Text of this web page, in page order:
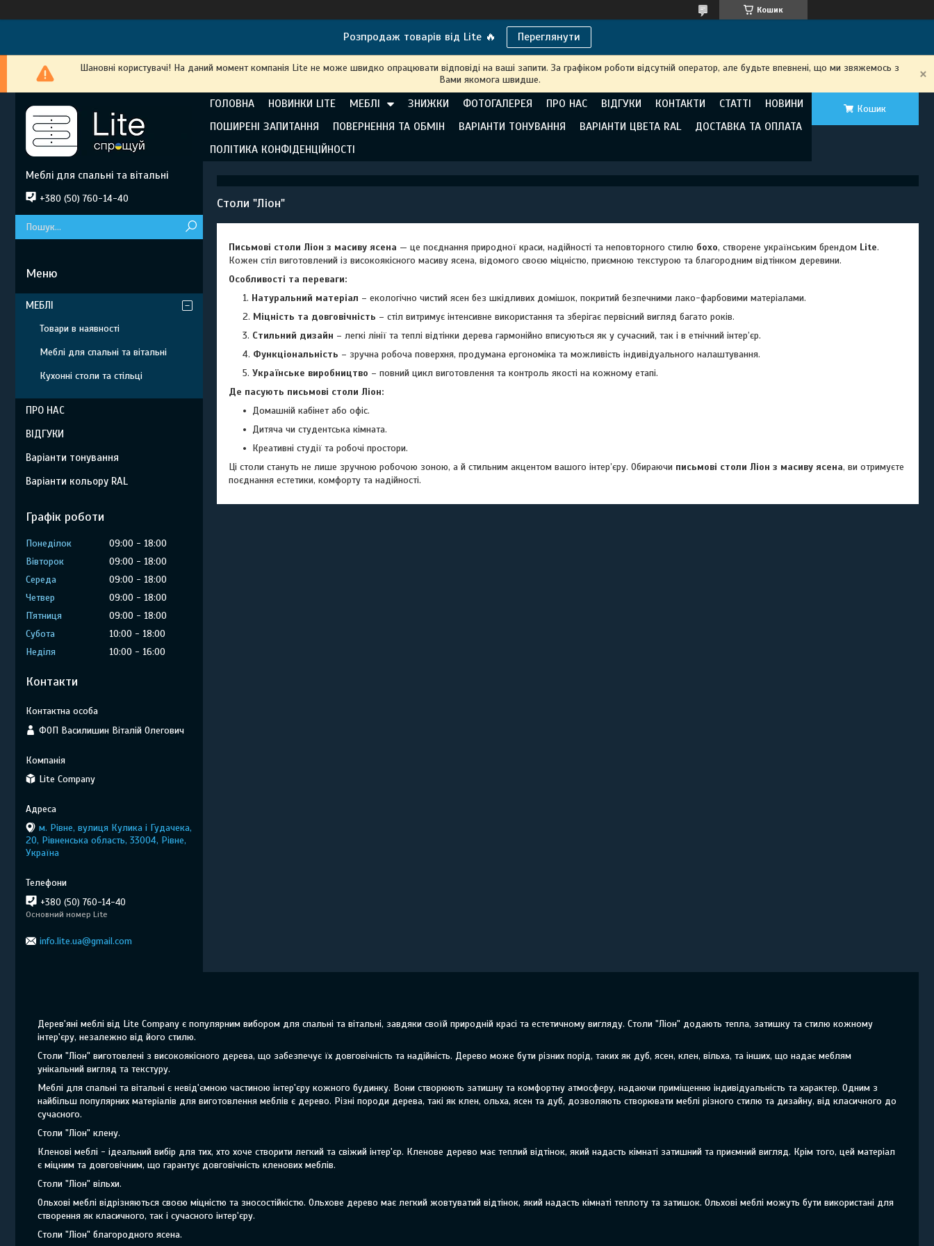
Кошик
Розпродаж товарів від Lite 🔥 Переглянути
Шановні користувачі! На даний момент компанія Lite не може швидко опрацювати відповіді на ваші запити. За графіком роботи відсутній оператор, але будьте впевнені, що ми звяжемось з
Вами якомога швидше.
ГОЛОВНА НОВИНКИ LITE МЕБЛІ ЗНИЖКИ ФОТОГАЛЕРЕЯ ПРО НАС ВІДГУКИ КОНТАКТИ СТАТТІ
НОВИНИ
ПОШИРЕНІ ЗАПИТАННЯ
ПОВЕРНЕННЯ ТА ОБМІН ВАРІАНТИ ТОНУВАННЯ ВАРІАНТИ ЦВЕТА RAL
ДОСТАВКА ТА ОПЛАТА
ПОЛІТИКА КОНФІДЕНЦІЙНОСТІ
Кошик
Столи "Ліон"
Письмові столи Ліон з масиву ясена — це поєднання природної краси, надійності та неповторного стилю бохо, створене українським брендом Lite.
Кожен стіл виготовлений із високоякісного масиву ясена, відомого своєю міцністю, приємною текстурою та благородним відтінком деревини.
Особливості та переваги:
Натуральний матеріал – екологічно чистий ясен без шкідливих домішок, покритий безпечними лако-фарбовими матеріалами.
Міцність та довговічність – стіл витримує інтенсивне використання та зберігає первісний вигляд багато років.
Стильний дизайн – легкі лінії та теплі відтінки дерева гармонійно вписуються як у сучасний, так і в етнічний інтер’єр.
Функціональність – зручна робоча поверхня, продумана ергономіка та можливість індивідуального налаштування.
Українське виробництво – повний цикл виготовлення та контроль якості на кожному етапі.
Де пасують письмові столи Ліон:
Домашній кабінет або офіс.
Дитяча чи студентська кімната.
Креативні студії та робочі простори.
Ці столи стануть не лише зручною робочою зоною, а й стильним акцентом вашого інтер’єру. Обираючи письмові столи Ліон з масиву ясена, ви отримуєте
поєднання естетики, комфорту та надійності.
Меблі для спальні та вітальні
+380 (50) 760-14-40
МЕБЛІ
Товари в наявності
Меблі для спальні та вітальні
Кухонні столи та стільці
ПРО НАС
ВІДГУКИ
Варіанти тонування
Варіанти кольору RAL
Графік роботи
Понеділок 09:00
18:00
Вівторок
09:00
18:00
Середа
09:00
18:00
Четвер
09:00
18:00
Пʼятниця
09:00
18:00
Субота
10:00
18:00
Неділя
10:00 16:00
Контакти
ФОП Василишин Віталій Олегович
Lite Company
м. Рівне, вулиця Кулика і Гудачека,
20, Рівненська область, 33004, Рівне,
Україна
+380 (50) 760-14-40
Основний номер Lite
info.lite.ua@gmail.com
Дерев'яні меблі від Lite Company є популярним вибором для спальні та вітальні, завдяки своїй природній красі та естетичному вигляду. Столи "Ліон" додають тепла, затишку та стилю кожному
інтер'єру, незалежно від його стилю.
Столи "Ліон" виготовлені з високоякісного дерева, що забезпечує їх довговічність та надійність. Дерево може бути різних порід, таких як дуб, ясен, клен, вільха, та інших, що надає меблям
унікальний вигляд та текстуру.
Меблі для спальні та вітальні є невід'ємною частиною інтер'єру кожного будинку. Вони створюють затишну та комфортну атмосферу, надаючи приміщенню індивідуальність та характер. Одним з
найбільш популярних матеріалів для виготовлення меблів є дерево. Різні породи дерева, такі як клен, ольха, ясен та дуб, дозволяють створювати меблі різного стилю та дизайну, від класичного до
сучасного.
Столи "Ліон" клену.
Кленові меблі - ідеальний вибір для тих, хто хоче створити легкий та свіжий інтер'єр. Кленове дерево має теплий відтінок, який надасть кімнаті затишний та приємний вигляд. Крім того, цей матеріал
є міцним та довговічним, що гарантує довговічність кленових меблів.
Столи "Ліон" вільхи.
Ольхові меблі відрізняються своєю міцністю та зносостійкістю. Ольхове дерево має легкий жовтуватий відтінок, який надасть кімнаті теплоту та затишок. Ольхові меблі можуть бути використані для
створення як класичного, так і сучасного інтер'єру.
Столи "Ліон" благородного ясена.